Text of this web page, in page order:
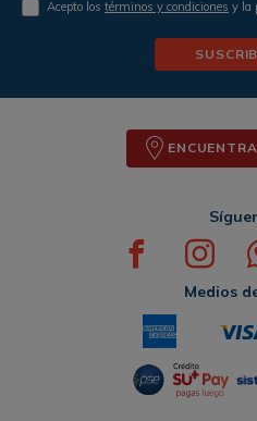
Acepto lostérminos y condiciones y la
Medios